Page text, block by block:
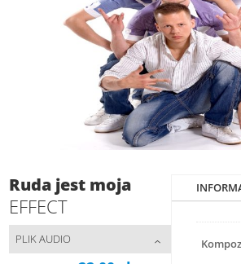
Ruda jest moja
EFFECT
PLIK AUDIO